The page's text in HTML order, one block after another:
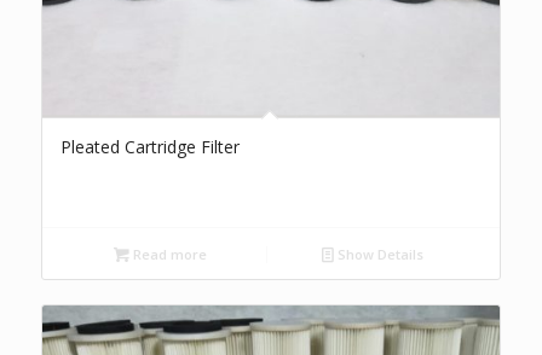
Pleated Cartridge Filter
Read more Show Details